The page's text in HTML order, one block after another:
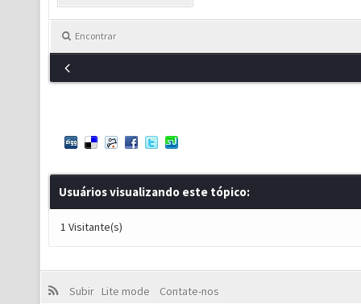
Encontrar
Usuários visualizando este tópico:
1 Visitante(s)
Subir Lite mode Contate-nos